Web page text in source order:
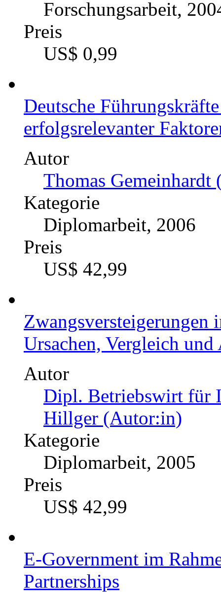
Forschungsarbeit,
Preis
US$ 0,99
Deutsche
erfolgsrelevanter
Autor
Thomas
Kategorie
Diplomarbeit, 2006
Preis
US$ 42,99
Zwangsversteigerungen
Ursachen, Vergleich und
Autor
Dipl. Betriebswirt für
Hillger (Autor:in)
Kategorie
Diplomarbeit, 2005
Preis
US$ 42,99
E-Government im
Partnerships